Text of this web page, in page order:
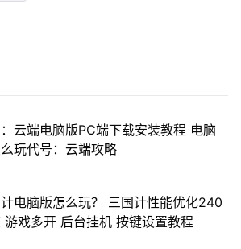
云端电脑版PC端下载安装教程 电脑
玩代号：云端攻略
电脑版怎么玩？ 三国计性能优化240
游戏多开 后台挂机 按键设置教程